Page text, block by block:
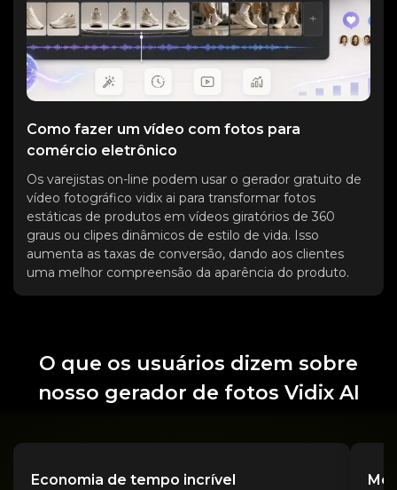
Como fazer um vídeo com fotos para
comércio eletrônico
Os varejistas on-line podem usar o gerador gratuito de
vídeo fotográfico vidix ai para transformar fotos
estáticas de produtos em vídeos giratórios de 360
graus ou clipes dinâmicos de estilo de vida. Isso
aumenta as taxas de conversão, dando aos clientes
uma melhor compreensão da aparência do produto.
O que os usuários dizem sobre
nosso gerador de fotos Vidix AI
Economia de tempo incrível